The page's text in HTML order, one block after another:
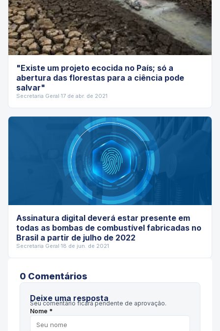
"Existe um projeto ecocida no País; só a
abertura das florestas para a ciência pode
salvar"
Secretaria Geral·17 de abr. de 2021
Assinatura digital deverá estar presente em
todas as bombas de combustível fabricadas no
Brasil a partir de julho de 2022
Secretaria Geral·18 de jun. de 2021
0 Comentários
Deixe uma resposta
Seu comentário ficará pendente de aprovação.
Nome *